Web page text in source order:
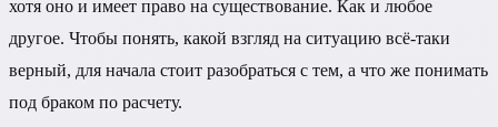
хотя оно и имеет право на существование. Как и любое
другое. Чтобы понять, какой взгляд на ситуацию всё-таки
верный, для начала стоит разобраться с тем, а что же понимать
под браком по расчету.